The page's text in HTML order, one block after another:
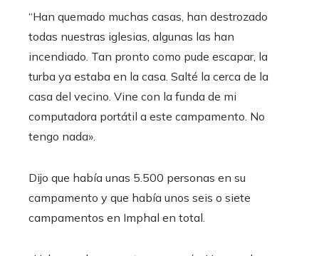
“Han quemado muchas casas, han destrozado
todas nuestras iglesias, algunas las han
incendiado. Tan pronto como pude escapar, la
turba ya estaba en la casa. Salté la cerca de la
casa del vecino. Vine con la funda de mi
computadora portátil a este campamento. No
tengo nada».
Dijo que había unas 5.500 personas en su
campamento y que había unos seis o siete
campamentos en Imphal en total.